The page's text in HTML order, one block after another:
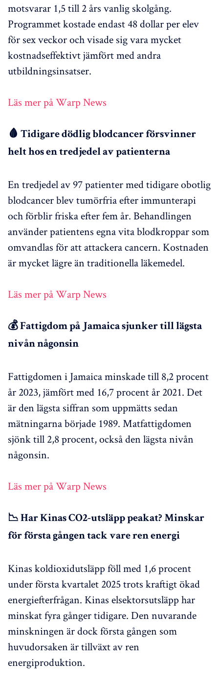
motsvarar 1,5 till 2 års vanlig skolgång.
Programmet kostade endast 48 dollar per elev
för sex veckor och visade sig vara mycket
kostnadseffektivt jämfört med andra
utbildningsinsatser.
Läs mer på Warp News
🩸 Tidigare dödlig blodcancer försvinner
helt hos en tredjedel av patienterna
En tredjedel av 97 patienter med tidigare obotlig
blodcancer blev tumörfria efter immunterapi
och förblir friska efter fem år. Behandlingen
använder patientens egna vita blodkroppar som
omvandlas för att attackera cancern. Kostnaden
är mycket lägre än traditionella läkemedel.
Läs mer på Warp News
💰 Fattigdom på Jamaica sjunker till lägsta
nivån någonsin
Fattigdomen i Jamaica minskade till 8,2 procent
år 2023, jämfört med 16,7 procent år 2021. Det
är den lägsta siffran som uppmätts sedan
mätningarna började 1989. Matfattigdomen
sjönk till 2,8 procent, också den lägsta nivån
någonsin.
Läs mer på Warp News
📉 Har Kinas CO2-utsläpp peakat? Minskar
för första gången tack vare ren energi
Kinas koldioxidutsläpp föll med 1,6 procent
under första kvartalet 2025 trots kraftigt ökad
energiefterfrågan. Kinas elsektorsutsläpp har
minskat fyra gånger tidigare. Den nuvarande
minskningen är dock första gången som
huvudorsaken är tillväxt av ren
energiproduktion.